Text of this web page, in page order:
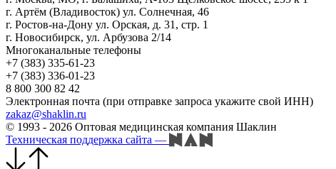
г. Артём (Владивосток) ул. Солнечная, 46
г. Ростов-на-Дону ул. Орская, д. 31, стр. 1
г. Новосибирск, ул. Арбузова 2/14
Многоканальные телефоны
+7 (383) 335-61-23
+7 (383) 336-01-23
8 800 300 82 42
Электронная почта (при отправке запроса укажите свой ИНН)
zakaz@shaklin.ru
© 1993 - 2026 Оптовая медицинская компания Шаклин
Техническая поддержка сайта —